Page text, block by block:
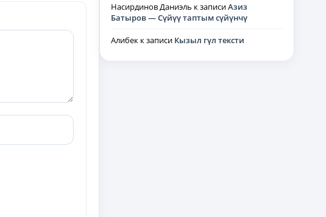
Насирдинов Даниэль к записиАзиз
Батыров — Сүйүү таптым сүйүнчү
Алибек к записи Кызыл гүл тексти